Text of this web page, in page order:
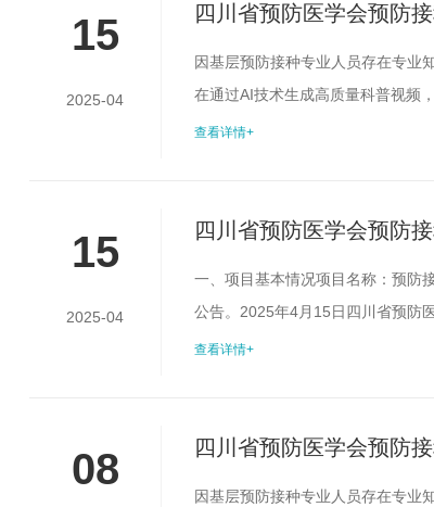
15
2025-04
四川省预防医学会预防
因基层预防接种专业人员存在专业
在通过AI技术生成高质量科普视频
作服务，欢迎符合要求的企业积极
查看详情+
15
2025-04
四川省预防医学会预防
一、项目基本情况项目名称：预防
公告。2025年4月15日四川省预防医
查看详情+
08 四川省预防医学会预防
因基层预防接种专业人员存在专业